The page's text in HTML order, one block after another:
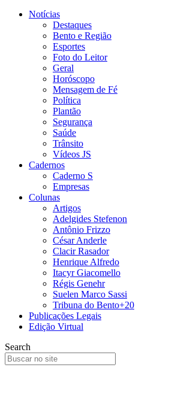
Notícias
Destaques
Bento e Região
Esportes
Foto do Leitor
Geral
Horóscopo
Mensagem de Fé
Política
Plantão
Segurança
Saúde
Trânsito
Vídeos JS
Cadernos
Caderno S
Empresas
Colunas
Artigos
Adelgides Stefenon
Antônio Frizzo
César Anderle
Clacir Rasador
Henrique Alfredo
Itacyr Giacomello
Régis Genehr
Suelen Marco Sassi
Tribuna do Bento+20
Publicações Legais
Edição Virtual
Search